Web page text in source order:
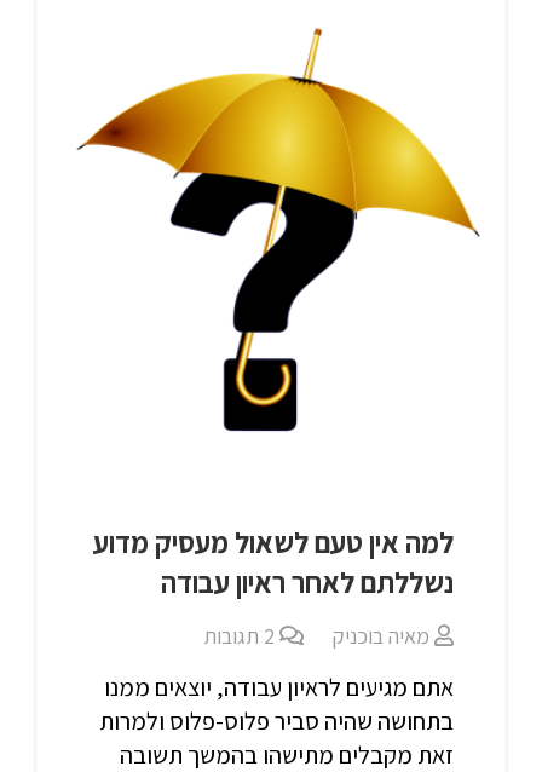
למה אין טעם לשאול מעסיק מדוע
נשללתם לאחר ראיון עבודה‎‎
מאיה בוכניק 2 תגובות
אתם מגיעים לראיון עבודה, יוצאים ממנו
בתחושה שהיה סביר פלוס-פלוס ולמרות
זאת מקבלים מתישהו בהמשך תשובה